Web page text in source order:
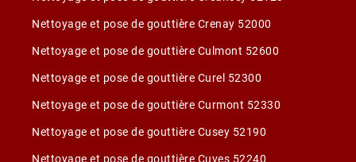
Nettoyage et pose de gouttière Crenay 52000
Nettoyage et pose de gouttière Culmont 52600
Nettoyage et pose de gouttière Curel 52300
Nettoyage et pose de gouttière Curmont 52330
Nettoyage et pose de gouttière Cusey 52190
Nettoyage et pose de gouttière Cuves 52240